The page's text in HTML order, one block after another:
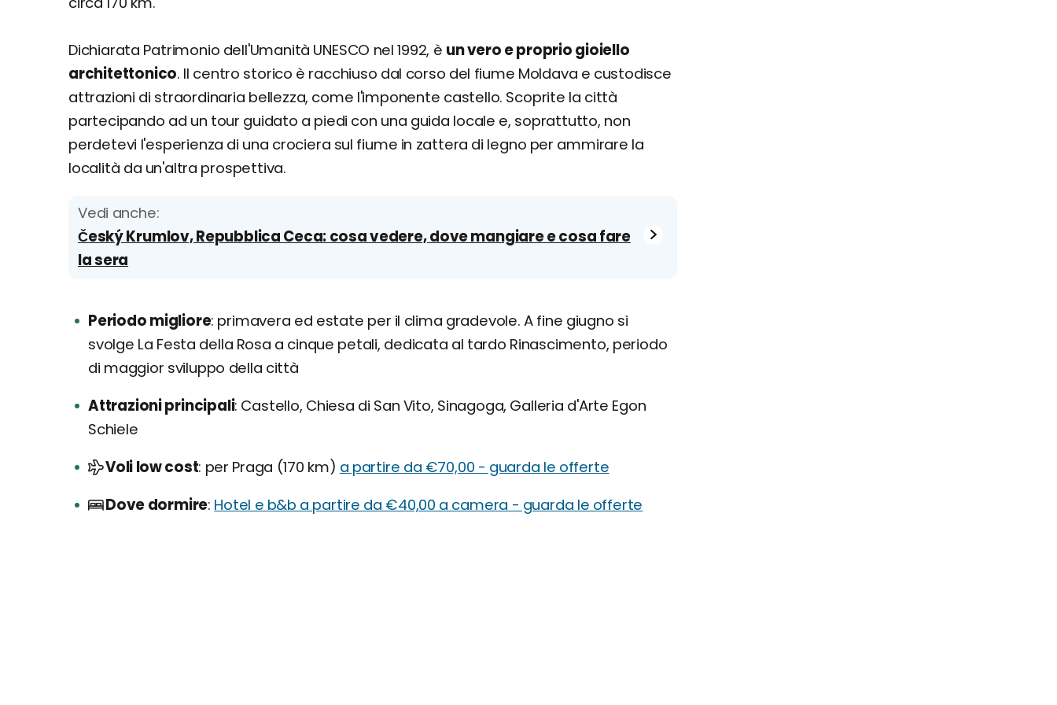
Dichiarata Patrimonio dell'Umanità UNESCO nel 1992, è un vero e proprio gioiello
architettonico. Il centro storico è racchiuso dal corso del fiume Moldava e custodisce
attrazioni di straordinaria bellezza, come l'imponente castello. Scoprite la città
partecipando ad un tour guidato a piedi con una guida locale e, soprattutto, non
perdetevi l'esperienza di una crociera sul fiume in zattera di legno per ammirare la
località da un'altra prospettiva.
Vedi anche:
Český Krumlov, Repubblica Ceca: cosa vedere, dove mangiare e cosa fare
la sera
Periodo migliore primavera ed estate per il clima gradevole. A fine giugno si
svolge La Festa della Rosa a cinque petali, dedicata al tardo Rinascimento, periodo
di maggior sviluppo della città
Attrazioni principali Castello, Chiesa di San Vito, Sinagoga, Galleria d'Arte Egon
Schiele
Voli low cost per Praga (170 km) a partire da €70,00 - guarda le offerte
Dove dormire Hotel e b&b a partire da €40,00 a camera - guarda le offerte